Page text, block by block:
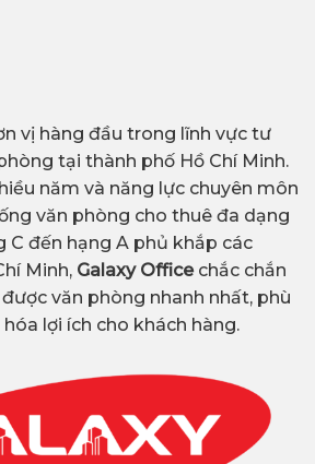
vị hàng đầu trong lĩnh vực tư
tại thành phố Hồ Chí Minh.
năm và năng lực chuyên môn
văn phòng cho thuê đa dạng
C đến hạng A phủ khắp các
Minh, Galaxy Office chắc chắn
văn phòng nhanh nhất, phù
lợi ích cho khách hàng.